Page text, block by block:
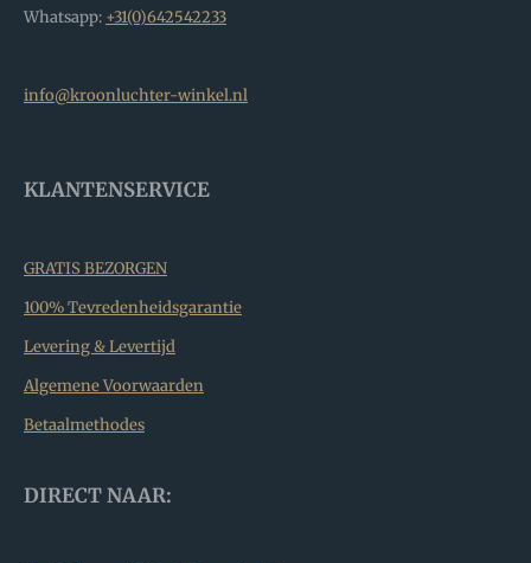
Whatsapp: +31(0)642542233
info@kroonluchter-winkel.nl
KLANTENSERVICE
GRATIS BEZORGEN
100% Tevredenheidsgarantie
Levering & Levertijd
Algemene Voorwaarden
Betaalmethodes
DIRECT NAAR: